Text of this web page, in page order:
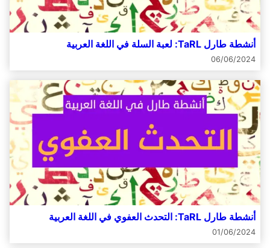
أنشطة طارل TaRL: لعبة السلة في اللغة العربية
06/06/2024
أنشطة طارل TaRL: التحدث العفوي في اللغة العربية
01/06/2024